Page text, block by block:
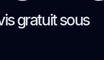
gratuit sous